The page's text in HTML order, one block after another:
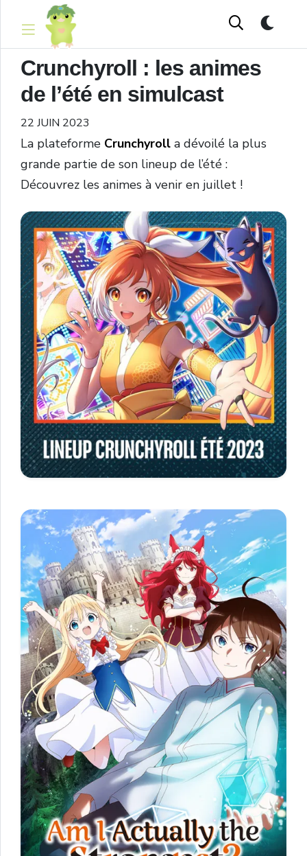
Crunchyroll : les animes
de l’été en simulcast
22 JUIN 2023
La plateforme Crunchyroll a dévoilé la plus
grande partie de son lineup de l’été :
Découvrez les animes à venir en juillet !